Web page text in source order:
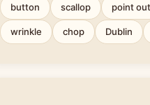
button scallop point out
wrinkle chop Dublin